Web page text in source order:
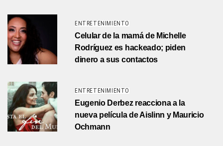
ENTRETENIMIENTO
Celular de la mamá de Michelle
Rodríguez es hackeado; piden
dinero a sus contactos
ENTRETENIMIENTO
Eugenio Derbez reacciona a la
nueva película de Aislinn y Mauricio
Ochmann